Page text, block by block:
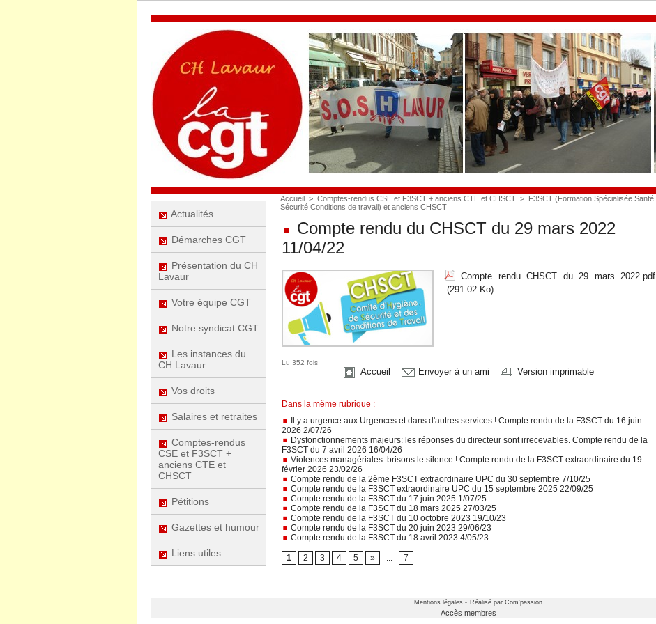
Actualités
Démarches CGT
Présentation du CH
Lavaur
Votre équipe CGT
Notre syndicat CGT
Les instances du
CH Lavaur
Vos droits
Salaires et retraites
Comptes-rendus
CSE et F3SCT +
anciens CTE et
CHSCT
Pétitions
Gazettes et humour
Liens utiles
Accueil > Comptes-rendus CSE et F3SCT + anciens CTE et CHSCT > F3SCT (Formation Spécialisée Santé
Sécurité Conditions de travail) et anciens CHSCT
Compte rendu du CHSCT du 29 mars 2022
11/04/22
Compte rendu CHSCT du 29 mars 2022.pdf
(291.02 Ko)
Lu 352 fois
Accueil Envoyer à un ami Version imprimable
Dans la même rubrique :
Il y a urgence aux Urgences et dans d'autres services ! Compte rendu de la F3SCT du 16 juin
2026 2/07/26
Dysfonctionnements majeurs: les réponses du directeur sont irrecevables. Compte rendu de la
F3SCT du 7 avril 2026 16/04/26
Violences managériales: brisons le silence ! Compte rendu de la F3SCT extraordinaire du 19
février 2026 23/02/26
Compte rendu de la 2ème F3SCT extraordinaire UPC du 30 septembre 7/10/25
Compte rendu de la F3SCT extraordinaire UPC du 15 septembre 2025 22/09/25
Compte rendu de la F3SCT du 17 juin 2025 1/07/25
Compte rendu de la F3SCT du 18 mars 2025 27/03/25
Compte rendu de la F3SCT du 10 octobre 2023 19/10/23
Compte rendu de la F3SCT du 20 juin 2023 29/06/23
Compte rendu de la F3SCT du 18 avril 2023 4/05/23
1 2 3 4 5 » 7
Mentions légales - Réalisé par Com'passion
Accès membres